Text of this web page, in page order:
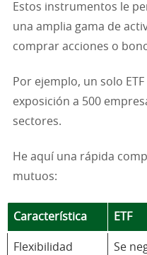
Estos instrumentos le
una amplia gama de
comprar acciones o
Por ejemplo, un solo
exposición a 500
sectores.
He aquí una rápida
mutuos:
Característica ETF
Flexibilidad Se